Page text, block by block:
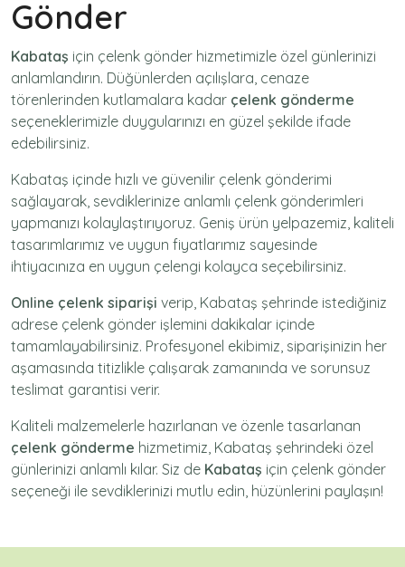
Gönder
Kabataş için çelenk gönder hizmetimizle özel günlerinizi
anlamlandırın. Düğünlerden açılışlara, cenaze
törenlerinden kutlamalara kadar çelenk gönderme
seçeneklerimizle duygularınızı en güzel şekilde ifade
edebilirsiniz.
Kabataş içinde hızlı ve güvenilir çelenk gönderimi
sağlayarak, sevdiklerinize anlamlı çelenk gönderimleri
yapmanızı kolaylaştırıyoruz. Geniş ürün yelpazemiz, kaliteli
tasarımlarımız ve uygun fiyatlarımız sayesinde
ihtiyacınıza en uygun çelengi kolayca seçebilirsiniz.
Online çelenk siparişi verip, Kabataş şehrinde istediğiniz
adrese çelenk gönder işlemini dakikalar içinde
tamamlayabilirsiniz. Profesyonel ekibimiz, siparişinizin her
aşamasında titizlikle çalışarak zamanında ve sorunsuz
teslimat garantisi verir.
Kaliteli malzemelerle hazırlanan ve özenle tasarlanan
çelenk gönderme hizmetimiz, Kabataş şehrindeki özel
günlerinizi anlamlı kılar. Siz de Kabataş için çelenk gönder
seçeneği ile sevdiklerinizi mutlu edin, hüzünlerini paylaşın!